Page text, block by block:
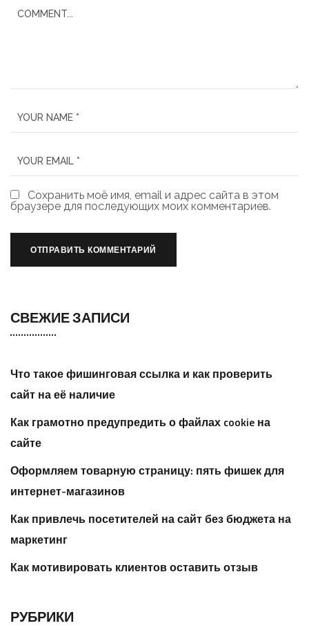
Сохранить моё имя, email и адрес сайта в этом
браузере для последующих моих комментариев.
СВЕЖИЕ ЗАПИСИ
Что такое фишинговая ссылка и как проверить
сайт на её наличие
Как грамотно предупредить о файлах cookie на
сайте
Оформляем товарную страницу: пять фишек для
интернет-магазинов
Как привлечь посетителей на сайт без бюджета на
маркетинг
Как мотивировать клиентов оставить отзыв
РУБРИКИ